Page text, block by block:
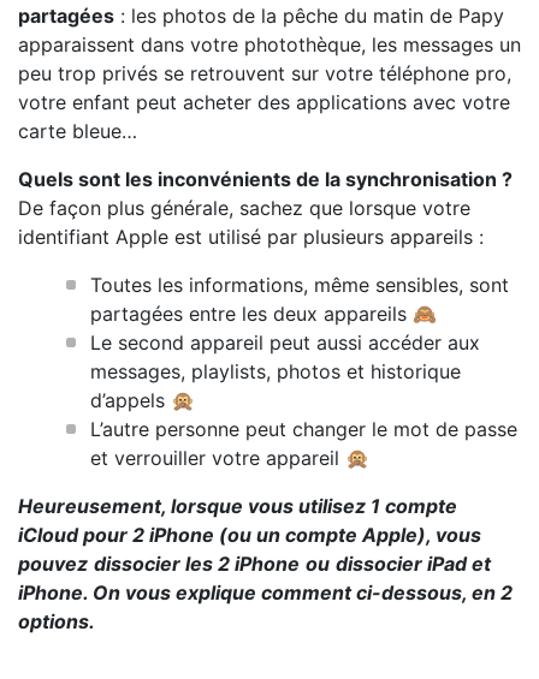
partagées : les photos de la pêche du matin de Papy
apparaissent dans votre photothèque, les messages un
peu trop privés se retrouvent sur votre téléphone pro,
votre enfant peut acheter des applications avec votre
carte bleue…
Quels sont les inconvénients de la synchronisation ?
De façon plus générale, sachez que lorsque votre
identifiant Apple est utilisé par plusieurs appareils :
Toutes les informations, même sensibles, sont
partagées entre les deux appareils 🙈
Le second appareil peut aussi accéder aux
messages, playlists, photos et historique
d’appels 🙊
L’autre personne peut changer le mot de passe
et verrouiller votre appareil 🙊
Heureusement, lorsque vous utilisez 1 compte
iCloud pour 2 iPhone (ou un compte Apple), vous
pouvez dissocier les 2 iPhone ou dissocier iPad et
iPhone. On vous explique comment ci-dessous, en 2
options.